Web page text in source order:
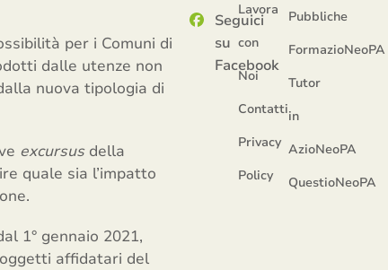
per i Comuni di
dalle utenze non
nuova tipologia di
excursusdella
quale sia l’impatto
1° gennaio 2021,
affidatari del
Seguici
su
Facebook
Lavora
con
Noi
Contatti
Privacy
Policy
Pubbliche
FormazioNeoPA
Tutor
in
AzioNeoPA
QuestioNeoPA